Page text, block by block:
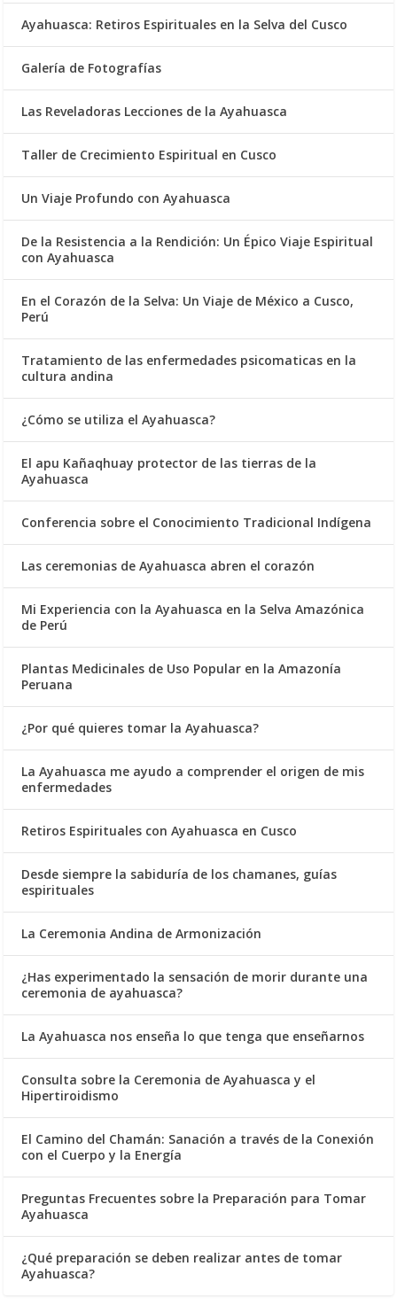
Ayahuasca: Retiros Espirituales en la Selva del Cusco
Galería de Fotografías
Las Reveladoras Lecciones de la Ayahuasca
Taller de Crecimiento Espiritual en Cusco
Un Viaje Profundo con Ayahuasca
De la Resistencia a la Rendición: Un Épico Viaje Espiritual
con Ayahuasca
En el Corazón de la Selva: Un Viaje de México a Cusco,
Perú
Tratamiento de las enfermedades psicomaticas en la
cultura andina
¿Cómo se utiliza el Ayahuasca?
El apu Kañaqhuay protector de las tierras de la
Ayahuasca
Conferencia sobre el Conocimiento Tradicional Indígena
Las ceremonias de Ayahuasca abren el corazón
Mi Experiencia con la Ayahuasca en la Selva Amazónica
de Perú
Plantas Medicinales de Uso Popular en la Amazonía
Peruana
¿Por qué quieres tomar la Ayahuasca?
La Ayahuasca me ayudo a comprender el origen de mis
enfermedades
Retiros Espirituales con Ayahuasca en Cusco
Desde siempre la sabiduría de los chamanes, guías
espirituales
La Ceremonia Andina de Armonización
¿Has experimentado la sensación de morir durante una
ceremonia de ayahuasca?
La Ayahuasca nos enseña lo que tenga que enseñarnos
Consulta sobre la Ceremonia de Ayahuasca y el
Hipertiroidismo
El Camino del Chamán: Sanación a través de la Conexión
con el Cuerpo y la Energía
Preguntas Frecuentes sobre la Preparación para Tomar
Ayahuasca
¿Qué preparación se deben realizar antes de tomar
Ayahuasca?